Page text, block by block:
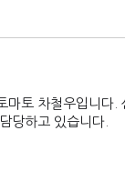
마토 차철우입니다.
당하고 있습니다.